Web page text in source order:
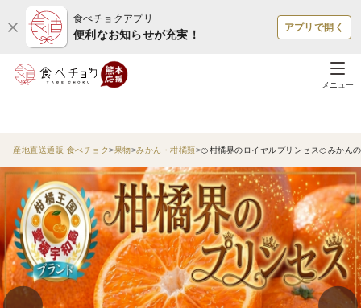
食べチョクアプリ
便利なお知らせが充実！
アプリで開く
メニュー
産地直送通販 食べチョク 果物 みかん・柑橘類 🍊柑橘界のロイヤルプリンセス🍊みかん